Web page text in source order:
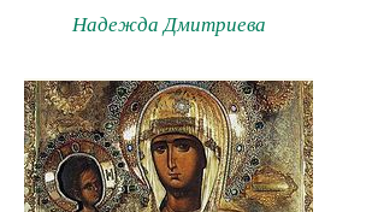
Надежда Дмитриева